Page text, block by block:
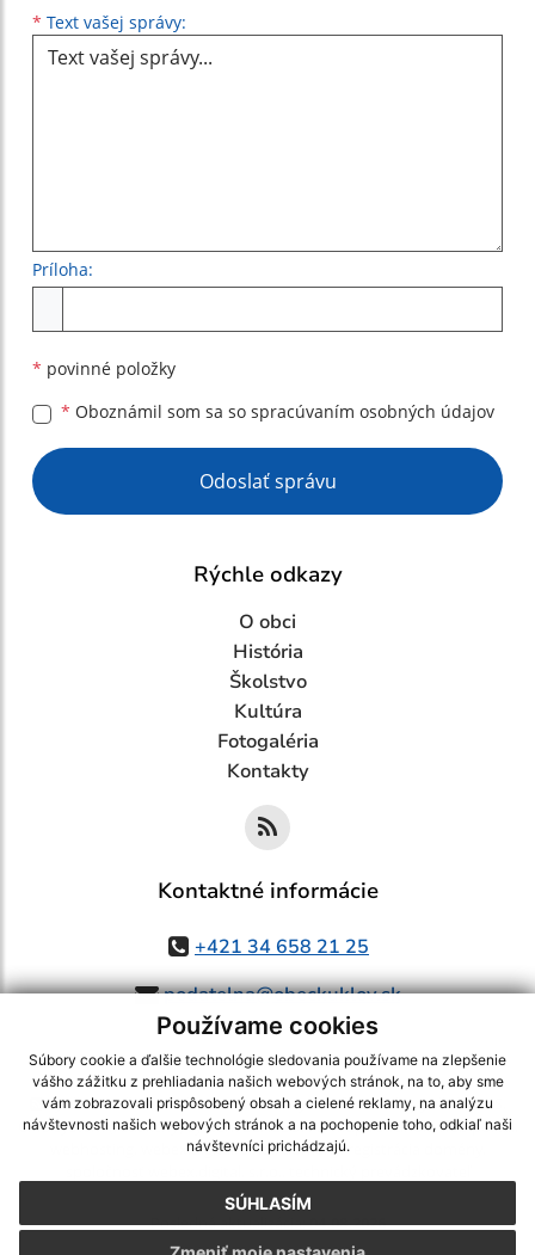
Používame cookies
Súbory cookie a ďalšie technológie sledovania používame na zlepšenie
vášho zážitku z prehliadania našich webových stránok, na to, aby sme
vám zobrazovali prispôsobený obsah a cielené reklamy, na analýzu
návštevnosti našich webových stránok a na pochopenie toho, odkiaľ naši
návštevníci prichádzajú.
SÚHLASÍM
* Text vašej správy:
Príloha:
* povinné položky
* Oboznámil som sa so spracúvaním osobných údajov
Google reCaptcha Response
Odoslať správu
Rýchle odkazy
O obci
História
Školstvo
Kultúra
Fotogaléria
Kontakty
Kontaktné informácie
+421 34 658 21 25
podatelna@obeckuklov.sk
využite možnosť získavania aktuálnych informácií s využitím RSS
CMS systém (redakčný) systém ECHELON 2,Mapa stránok,web portál
webex.digital, s.r.o.,domény,registrácia domény
Posledná aktualizácia:04.08.2026